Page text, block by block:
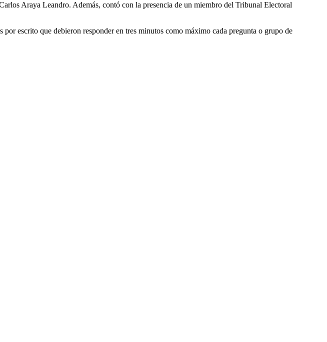
Araya Leandro. Además, contó con la presencia de un miembro del Tribunal Electoral
escrito que debieron responder en tres minutos como máximo cada pregunta o grupo de